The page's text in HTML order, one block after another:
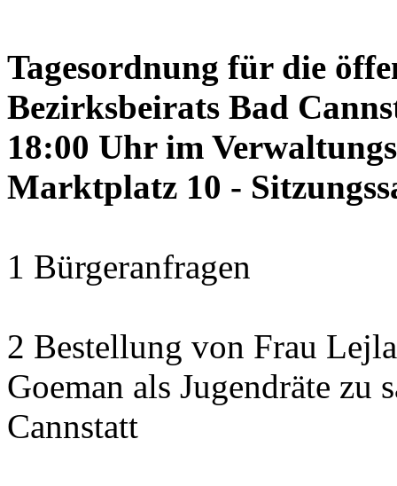
Tagesordnung für die
Bezirksbeirats Bad
18:00 Uhr im
Marktplatz 10 -
1 Bürgeranfragen
2 Bestellung von Frau
Goeman als Jugendräte
Cannstatt